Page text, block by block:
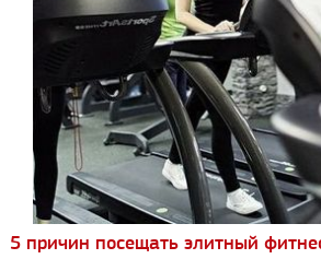
5 причин посещать элитный